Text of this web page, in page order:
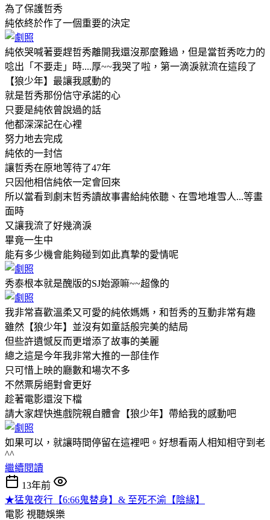
為了保護哲秀
純依終於作了一個重要的決定
純依哭喊著要趕哲秀離開我還沒那麼難過，但是當哲秀吃力的
唸出「不要走」時....厚~~我哭了啦，第一滴淚就流在這段了
【狼少年】最讓我感動的
就是哲秀那份信守承諾的心
只要是純依曾說過的話
他都深深記在心裡
努力地去完成
純依的一封信
讓哲秀在原地等待了47年
只因他相信純依一定會回來
所以當看到劇末哲秀讀故事書給純依聽、在雪地堆雪人...等畫
面時
又讓我流了好幾滴淚
畢竟一生中
能有多少機會能夠碰到如此真摯的愛情呢
秀泰根本就是醜版的SJ始源嘛~~超像的
我非常喜歡溫柔又可愛的純依媽媽，和哲秀的互動非常有趣
雖然【狼少年】並沒有如童話般完美的結局
但些許遺憾反而更增添了故事的美麗
總之這是今年我非常大推的一部佳作
只可惜上映的廳數和場次不多
不然票房絕對會更好
趁著電影還沒下檔
請大家趕快進戲院親自體會【狼少年】帶給我的感動吧
如果可以，就讓時間停留在這裡吧。好想看兩人相知相守到老
^^
繼續閱讀
13年前
★猛鬼夜行【6:66鬼替身】& 至死不渝【陰緣】
電影 視聽娛樂